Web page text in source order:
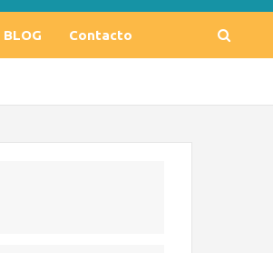
BLOG Contacto